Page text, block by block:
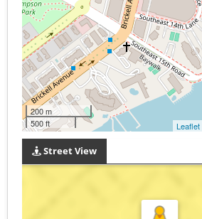
200 m
500 ft
Leaflet
Street View